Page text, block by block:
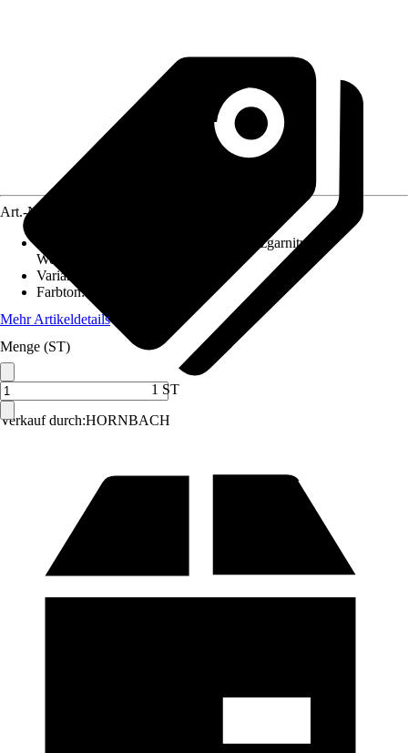
Verkauf durch:HORNBACH
Art.-Nr.
Langschildgarnitur, Schutzgarnitur,
Wechselgarnitur
Variante
Farbton:
Mehr Artikeldetails
Menge (ST)
1 ST